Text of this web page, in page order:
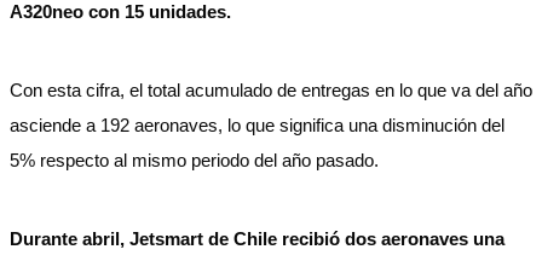
A320neo con 15 unidades.
Con esta cifra, el total acumulado de entregas en lo que va del año
asciende a 192 aeronaves, lo que significa una disminución del
5% respecto al mismo periodo del año pasado.
Durante abril, Jetsmart de Chile recibió dos aeronaves una